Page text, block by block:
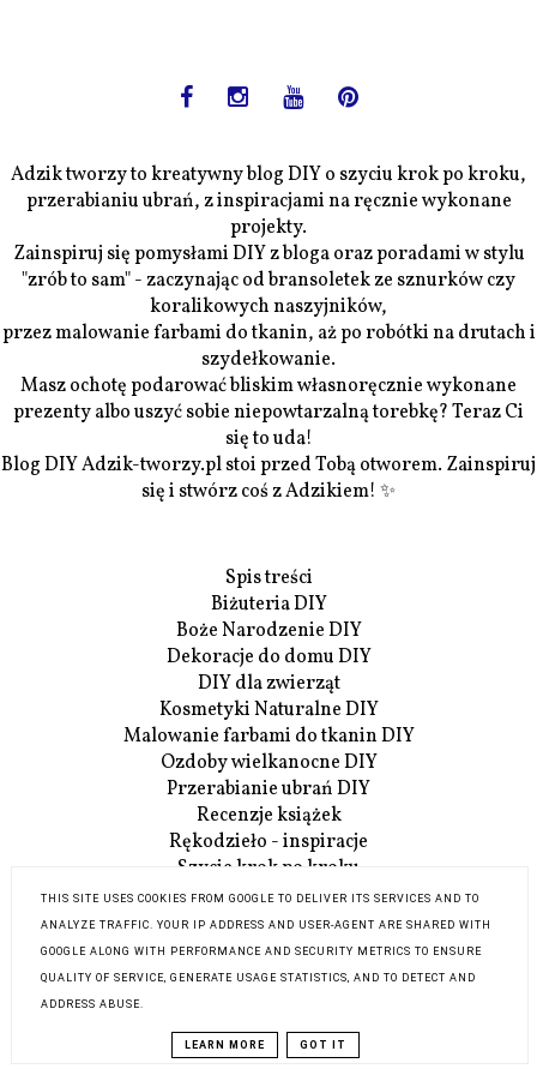
Adzik tworzy to kreatywny blog DIY o szyciu krok po kroku,
przerabianiu ubrań, z inspiracjami na ręcznie wykonane
projekty.
Zainspiruj się pomysłami DIY z bloga oraz poradami w stylu
"zrób to sam" - zaczynając od bransoletek ze sznurków czy
koralikowych naszyjników,
przez malowanie farbami do tkanin, aż po robótki na drutach i
szydełkowanie.
Masz ochotę podarować bliskim własnoręcznie wykonane
prezenty albo uszyć sobie niepowtarzalną torebkę? Teraz Ci
się to uda!
Blog DIY Adzik-tworzy.pl stoi przed Tobą otworem. Zainspiruj
się i stwórz coś z Adzikiem! ✨
Spis treści
Biżuteria DIY
Boże Narodzenie DIY
Dekoracje do domu DIY
DIY dla zwierząt
Kosmetyki Naturalne DIY
Malowanie farbami do tkanin DIY
Ozdoby wielkanocne DIY
Przerabianie ubrań DIY
Recenzje książek
Rękodzieło - inspiracje
Szycie krok po kroku
Szydełowanie i robótki na drutach
Upcykling DIY
Akcja:Reperacja u Adzika
Szczegóły Akcji:Reperacji
Współpraca
Kontakt
THIS SITE USES COOKIES FROM GOOGLE TO DELIVER ITS SERVICES AND TO
ANALYZE TRAFFIC. YOUR IP ADDRESS AND USER-AGENT ARE SHARED WITH
GOOGLE ALONG WITH PERFORMANCE AND SECURITY METRICS TO ENSURE
QUALITY OF SERVICE, GENERATE USAGE STATISTICS, AND TO DETECT AND
ADDRESS ABUSE.
LEARN MORE GOT IT